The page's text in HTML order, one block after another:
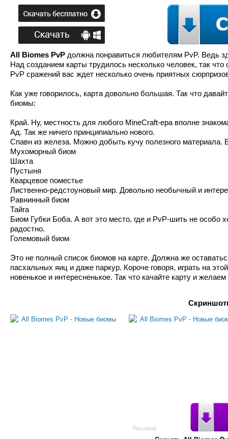
All Biomes PvP должна понравиться любителям PvP. Ведь
Над созданием карты трудилось несколько человек, так
PvP сражений вас ждет несколько очень приятных
Как уже говорилось, карта довольно большая. Так что
биомы:
Край. Ну, местность для любого MineCraft-ера вполне
Ад. Так же ничего принципиально нового.
Спавн из железа. Можно добыть кучу полезного материала.
Мухоморный биом
Шахта
Пустыня
Кварцевое поместье
Лиственно-редстоуновый мир. Довольно необычный и
Равнинный биом
Тайга
Биом Губки Боба. А вот это место, где и PvP-шить не особо
радостно.
Големовый биом
Это не полный список биомов на карте. Должна же
пасхальных яиц и даже паркур. Короче говоря, играть на
новенькое и интересненькое. Так что качайте карту и